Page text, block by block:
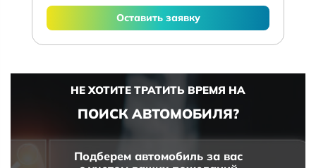
Оставить заявку
НЕ ХОТИТЕ ТРАТИТЬ ВРЕМЯ НА
ПОИСК АВТОМОБИЛЯ?
Подберем автомобиль за вас